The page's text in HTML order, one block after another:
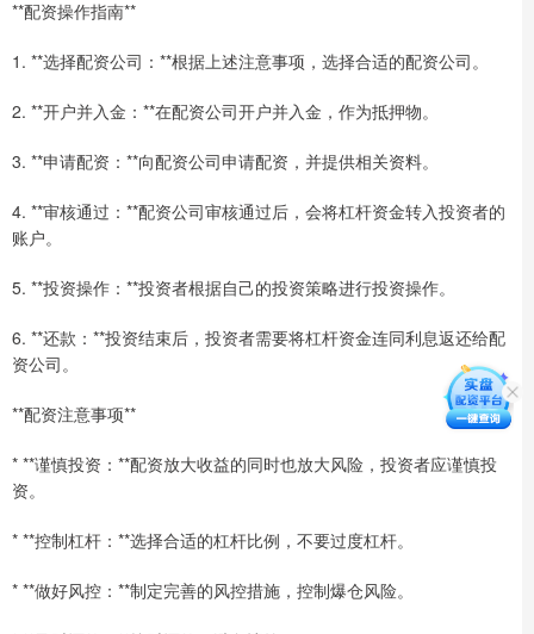
**配资操作指南**
1. **选择配资公司：**根据上述注意事项，选择合适的配资公司。
2. **开户并入金：**在配资公司开户并入金，作为抵押物。
3. **申请配资：**向配资公司申请配资，并提供相关资料。
4. **审核通过：**配资公司审核通过后，会将杠杆资金转入投资者的
账户。
5. **投资操作：**投资者根据自己的投资策略进行投资操作。
6. **还款：**投资结束后，投资者需要将杠杆资金连同利息返还给配
资公司。
**配资注意事项**
* **谨慎投资：**配资放大收益的同时也放大风险，投资者应谨慎投
资。
* **控制杠杆：**选择合适的杠杆比例，不要过度杠杆。
* **做好风控：**制定完善的风控措施，控制爆仓风险。